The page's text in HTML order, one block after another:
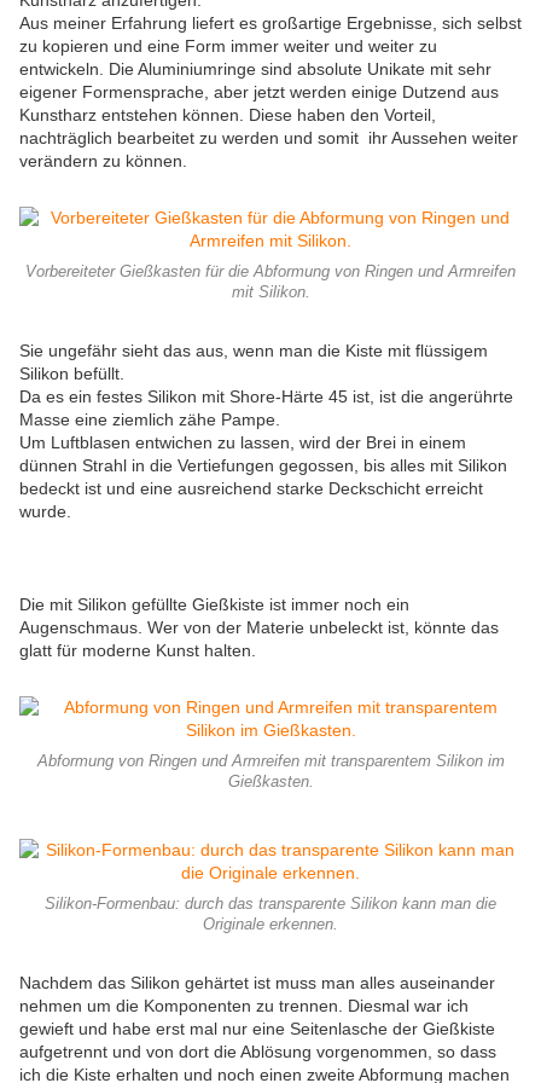
Aus meiner Erfahrung liefert es großartige Ergebnisse, sich selbst
zu kopieren und eine Form immer weiter und weiter zu
entwickeln. Die Aluminiumringe sind absolute Unikate mit sehr
eigener Formensprache, aber jetzt werden einige Dutzend aus
Kunstharz entstehen können. Diese haben den Vorteil,
nachträglich bearbeitet zu werden und somit ihr Aussehen weiter
verändern zu können.
Vorbereiteter Gießkasten für die Abformung von Ringen und Armreifen
mit Silikon.
Sie ungefähr sieht das aus, wenn man die Kiste mit flüssigem
Silikon befüllt.
Da es ein festes Silikon mit Shore-Härte 45 ist, ist die angerührte
Masse eine ziemlich zähe Pampe.
Um Luftblasen entwichen zu lassen, wird der Brei in einem
dünnen Strahl in die Vertiefungen gegossen, bis alles mit Silikon
bedeckt ist und eine ausreichend starke Deckschicht erreicht
wurde.
Die mit Silikon gefüllte Gießkiste ist immer noch ein
Augenschmaus. Wer von der Materie unbeleckt ist, könnte das
glatt für moderne Kunst halten.
Abformung von Ringen und Armreifen mit transparentem Silikon im
Gießkasten.
Silikon-Formenbau: durch das transparente Silikon kann man die
Originale erkennen.
Nachdem das Silikon gehärtet ist muss man alles auseinander
nehmen um die Komponenten zu trennen. Diesmal war ich
gewieft und habe erst mal nur eine Seitenlasche der Gießkiste
aufgetrennt und von dort die Ablösung vorgenommen, so dass
ich die Kiste erhalten und noch einen zweite Abformung machen